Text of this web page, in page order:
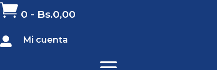
 0 - Bs.0,00
 Mi cuenta